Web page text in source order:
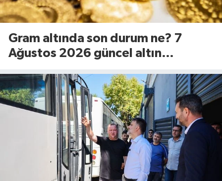
Gram altında son durum ne? 7
Ağustos 2026 güncel altın